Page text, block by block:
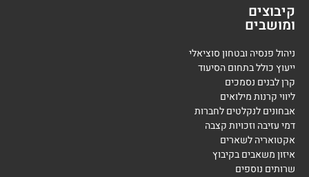
קיבוצים
ומושבים
ניהול פנסיה ובטחון סוציאלי
ייעוץ כולל בתחום הסיעוד
קרן לבנים נסמכים
ליווי קרנות מילואים
אבחונים לנקלטים לחברות
דמי עזיבה וזכויות קצבה
אקטואריה לשארים
איזון משאבים בקיבוץ
שרותים נוספים